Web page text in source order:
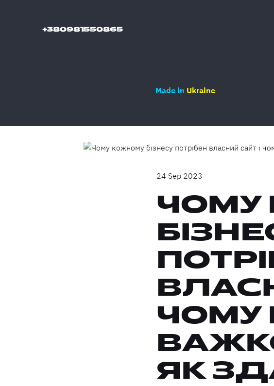
+380981550865
Made in Ukraine
24 Sep 2023
ЧОМУ
ЧОМУ
ЯК